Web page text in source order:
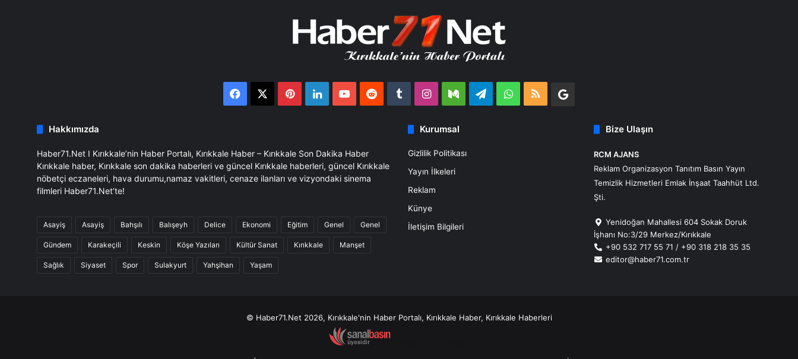
Facebook PinterestLinkedInYouTubeReddit TumblrInstagram
MediumTelegramWhatsApp
RSS
Google
Hakkımızda
Haber71.Net I Kırıkkale’nin Haber Portalı, Kırıkkale Haber – Kırıkkale Son Dakika Haber
Kırıkkale haber, Kırıkkale son dakika haberleri ve güncel Kırıkkale haberleri, güncel Kırıkkale
nöbetçi eczaneleri, hava durumu,namaz vakitleri, cenaze ilanları ve vizyondaki sinema
filmleri Haber71.Net’te!
Asayiş Asayiş Bahşılı Balışeyh Delice Ekonomi Eğitim Genel Genel
Gündem Karakeçili Keskin Köşe Yazıları Kültür Sanat Kırıkkale Manşet
Sağlık Siyaset Spor Sulakyurt Yahşihan Yaşam
Kurumsal
Gizlilik Politikası
Yayın İlkeleri
Reklam
Künye
İletişim Bilgileri
Bize Ulaşın
RCM AJANS
Reklam Organizasyon Tanıtım Basın Yayın
Temizlik Hizmetleri Emlak İnşaat Taahhüt Ltd.
Şti.
Yenidoğan Mahallesi 604 Sokak Doruk
İşhanı No:3/29 Merkez/Kırıkkale
+90 532 717 55 71 / +90 318 218 35 35
editor@haber71.com.tr
© Haber71.Net 2026, Kırıkkale'nin Haber Portalı, Kırıkkale Haber, Kırıkkale Haberleri